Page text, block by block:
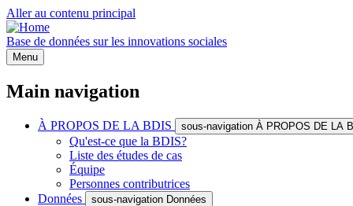
Aller au contenu principal
Base de données sur les innovations sociales
Menu
Main navigation
À PROPOS DE LA BDIS sous-navigation À PROPOS DE LA
Qu'est-ce que la BDIS?
Liste des études de cas
Équipe
Personnes contributrices
Données
sous-navigation Données